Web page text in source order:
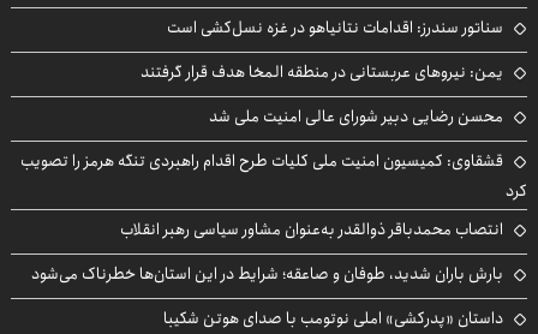
سناتور سندرز: اقدامات نتانیاهو در غزه نسل‌کشی است
یمن: نیروهای عربستانی در منطقه المخا هدف قرار گرفتند
محسن رضایی دبیر شورای عالی امنیت ملی شد
قشقاوی: کمیسیون امنیت ملی کلیات طرح اقدام راهبردی تنگه هرمز را تصویب
کرد
انتصاب محمدباقر ذوالقدر به‌عنوان مشاور سیاسی رهبر انقلاب
بارش باران شدید، طوفان و صاعقه؛ شرایط در این استان‌ها خطرناک می‌شود
داستان «پدرکشی» املی نوتومب با صدای هوتن شکیبا